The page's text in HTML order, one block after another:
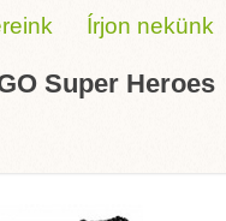
Írjon nekünk
Super Heroes